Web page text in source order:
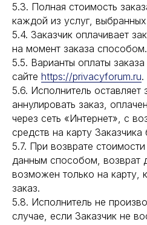
5.3. Полная стоимость
каждой из услуг, выбранных
5.4. Заказчик оплачивает
на момент заказа способом.
5.5. Варианты оплаты
сайтe https://privacyforum.ru.
5.6. Исполнитель оставляет
аннулировать заказ,
через сеть «Интернет», с
средств на карту
5.7. При возврате
данным способом, возврат
возможен только на карту,
заказ.
5.8. Исполнитель не
случае, если Заказчик не